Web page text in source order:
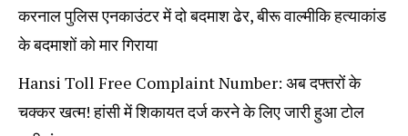
करनाल पुलिस एनकाउंटर में दो बदमाश ढेर, बीरू वाल्मीकि हत्याकांड
के बदमाशों को मार गिराया
Hansi Toll Free Complaint Number: अब दफ्तरों के
चक्कर खत्म! हांसी में शिकायत दर्ज करने के लिए जारी हुआ टोल